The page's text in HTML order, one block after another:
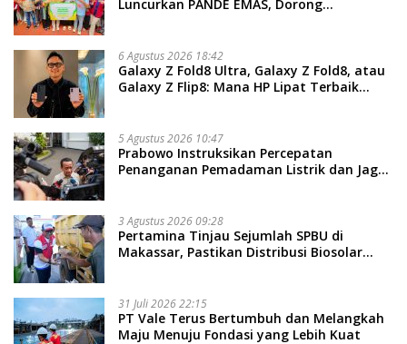
Luncurkan PANDE EMAS, Dorong
6 Agustus 2026 18:42
Galaxy Z Fold8 Ultra, Galaxy Z Fold8, atau
Galaxy Z Flip8: Mana HP Lipat Terbaik
5 Agustus 2026 10:47
Prabowo Instruksikan Percepatan
Penanganan Pemadaman Listrik dan Jaga
3 Agustus 2026 09:28
Pertamina Tinjau Sejumlah SPBU di
Makassar, Pastikan Distribusi Biosolar
31 Juli 2026 22:15
PT Vale Terus Bertumbuh dan Melangkah
Maju Menuju Fondasi yang Lebih Kuat